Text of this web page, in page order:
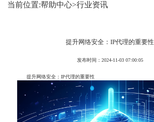
当前位置:帮助中心>行业资讯
提升网络安全：IP代理的重要性
发布时间：2024-11-03 07:00:05
提升网络安全：IP代理的重要性